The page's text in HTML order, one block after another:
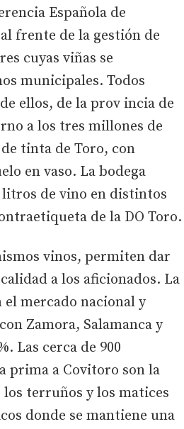
Española de
frente de la gestión de
cuyas viñas se
municipales. Todos
ellos, de la prov incia de
a los tres millones de
tinta de Toro, con
en vaso. La bodega
litros de vino en distintos
de la DO Toro.
vinos, permiten dar
a los aficionados. La
el mercado nacional y
Zamora, Salamanca y
Las cerca de 900
prima a Covitoro son la
terruños y los matices
donde se mantiene una